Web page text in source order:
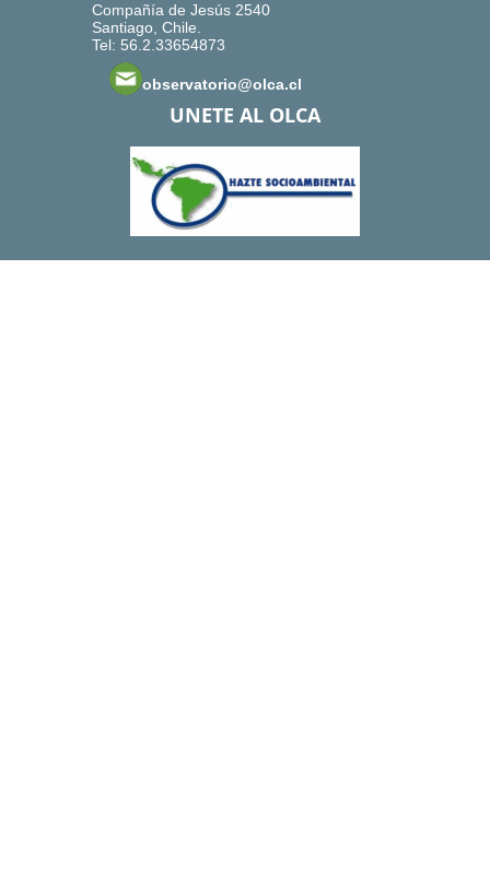
Compañía de Jesús 2540
Santiago, Chile.
Tel: 56.2.33654873
observatorio@olca.cl
UNETE AL OLCA